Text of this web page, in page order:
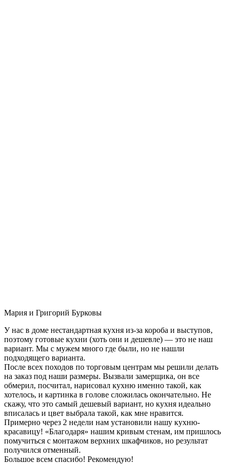
Мария и Григорий Бурковы
У нас в доме нестандартная кухня из-за короба и выступов,
поэтому готовые кухни (хоть они и дешевле) — это не наш
вариант. Мы с мужем много где были, но не нашли
подходящего варианта.
После всех походов по торговым центрам мы решили делать
на заказ под наши размеры. Вызвали замерщика, он все
обмерил, посчитал, нарисовал кухню именно такой, как
хотелось, и картинка в голове сложилась окончательно. Не
скажу, что это самый дешевый вариант, но кухня идеально
вписалась и цвет выбрала такой, как мне нравится.
Примерно через 2 недели нам установили нашу кухню-
красавицу! «Благодаря» нашим кривым стенам, им пришлось
помучиться с монтажом верхних шкафчиков, но результат
получился отменный.
Большое всем спасибо! Рекомендую!